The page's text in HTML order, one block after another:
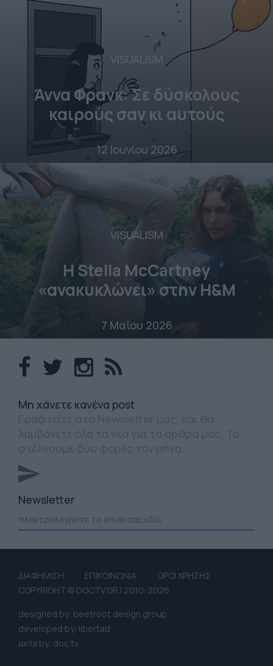
VISUALISM
Άννα Φρανκ: Σε δύσκολους
καιρούς σαν κι αυτούς
12 Ιουνίου 2026
VISUALISM
Η Stella McCartney
«ανακυκλώνει» στην H&M
7 Μαΐου 2026
Mη χάνετε κανένα post
Newsletter
ΔΙΑΦΗΜΙΣΗ ΕΠΙΚΟΙΝΩΝΙΑ
ΟΡΟΙ ΧΡΗΣΗΣ
COPYRIGHT © DOCTV.GR | 2010-2026
designed by: beetroot design group
developed by: libertad
ux/ia by: doc tv